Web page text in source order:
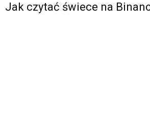
Jak czytać świece na